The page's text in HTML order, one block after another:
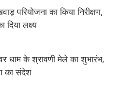
परियोजना का किया निरीक्षण,
दिया लक्ष्य
धाम के श्रावणी मेले का शुभारंभ,
का संदेश